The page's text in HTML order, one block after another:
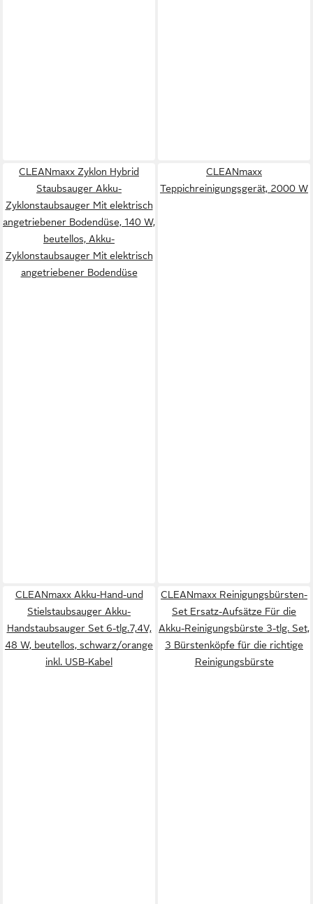
CLEANmaxx Zyklon Hybrid
Staubsauger Akku-
Zyklonstaubsauger Mit elektrisch
angetriebener Bodendüse, 140 W,
beutellos, Akku-
Zyklonstaubsauger Mit elektrisch
angetriebener Bodendüse
CLEANmaxx
Teppichreinigungsgerät, 2000 W
CLEANmaxx Akku-Hand-und
Stielstaubsauger Akku-
Handstaubsauger Set 6-tlg.7,4V,
48 W, beutellos, schwarz/orange
inkl. USB-Kabel
CLEANmaxx Reinigungsbürsten-
Set Ersatz-Aufsätze Für die
Akku-Reinigungsbürste 3-tlg. Set,
3 Bürstenköpfe für die richtige
Reinigungsbürste